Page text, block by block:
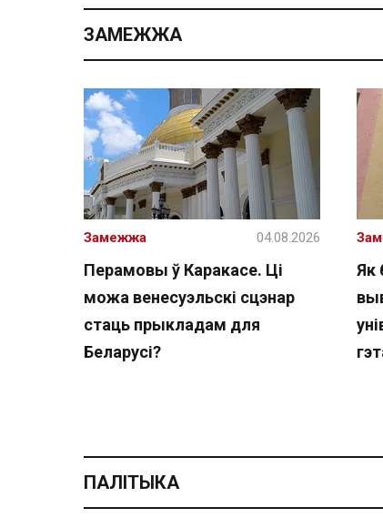
ЗАМЕЖЖА
Перамовы ў Каракасе. Ці
можа венесуэльскі сцэнар
стаць прыкладам для
Беларусі?
Замежжа 04.08.2026
Як
ПАЛІТЫКА